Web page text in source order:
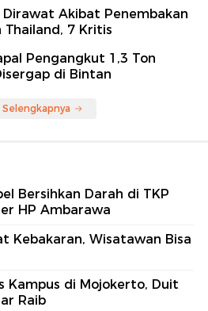
Dirawat Akibat Penembakan
Thailand, 7 Kritis
Pengangkut 1,3 Ton
di Bintan
Bersihkan Darah di TKP
HP Ambarawa
Kebakaran, Wisatawan Bisa
Kampus di Mojokerto, Duit
Raib